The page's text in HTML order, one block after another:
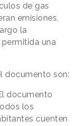
de gas
emisiones,
la
una
documento son:
documento
los
cuenten